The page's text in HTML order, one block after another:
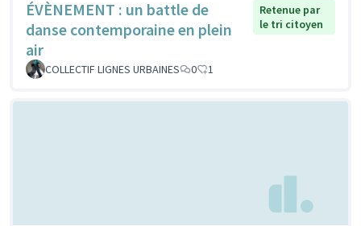
ÉVÈNEMENT : un battle de
danse contemporaine en plein
air
Retenue par
le tri citoyen
COLLECTIF LIGNES URBAINES 0 1